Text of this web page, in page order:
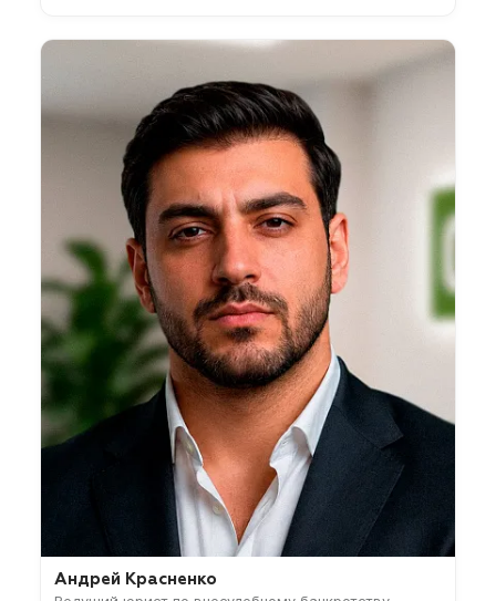
Андрей Красненко